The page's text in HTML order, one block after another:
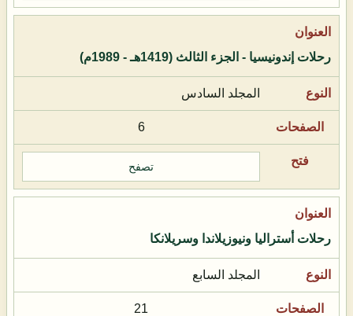
رحلات إندونيسيا - الجزء الثالث (1419هـ - 1989م)
المجلد السادس
6
تصفح
رحلات أستراليا ونيوزيلاندا وسريلانكا
المجلد السابع
21